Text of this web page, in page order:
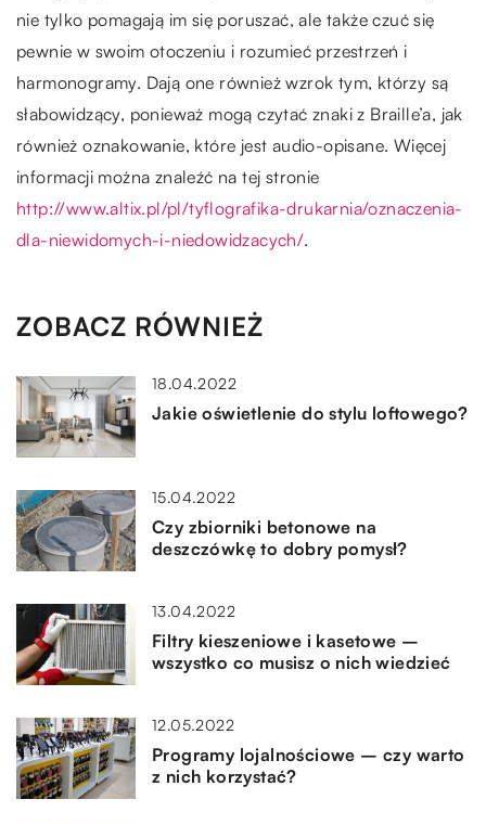
nie tylko pomagają im się poruszać, ale także czuć się
pewnie w swoim otoczeniu i rozumieć przestrzeń i
harmonogramy. Dają one również wzrok tym, którzy są
słabowidzący, ponieważ mogą czytać znaki z Braille’a, jak
również oznakowanie, które jest audio-opisane. Więcej
informacji można znaleźć na tej stronie
http://www.altix.pl/pl/tyflografika-drukarnia/oznaczenia-
dla-niewidomych-i-niedowidzacych/.
ZOBACZ RÓWNIEŻ
18.04.2022
Jakie oświetlenie do stylu loftowego?
15.04.2022
Czy zbiorniki betonowe na
deszczówkę to dobry pomysł?
13.04.2022
Filtry kieszeniowe i kasetowe –
wszystko co musisz o nich wiedzieć
12.05.2022
Programy lojalnościowe – czy warto
z nich korzystać?